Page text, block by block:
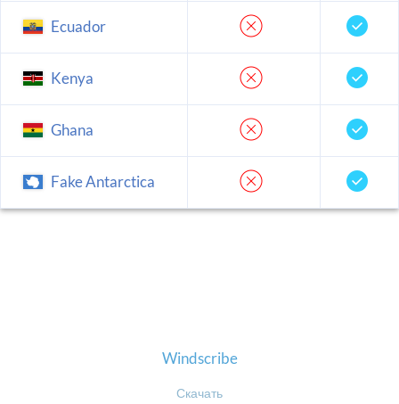
Ecuador
Kenya
Ghana
Fake Antarctica
Windscribe
Скачать